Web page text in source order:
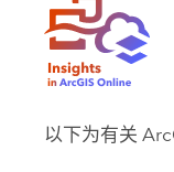
交通运输
以下为有关